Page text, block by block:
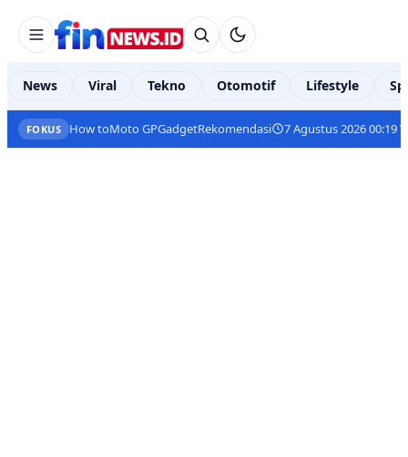
News Viral Tekno Otomotif Lifestyle
FOKUS How toMoto GPGadgetRekomendasi 7 Agustus 2026 00:19